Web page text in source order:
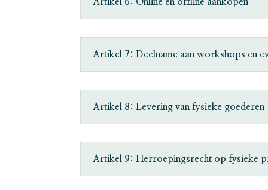
Artikel 6: Online en offline aankopen
Artikel 7: Deelname aan workshops en
Artikel 8: Levering van fysieke goederen
Artikel 9: Herroepingsrecht op fysieke